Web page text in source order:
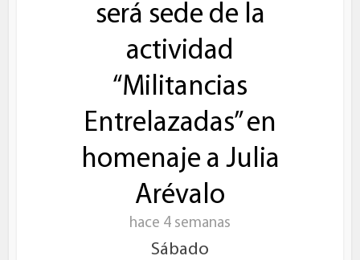
será sede de la
actividad
“Militancias
Entrelazadas” en
homenaje a Julia
Arévalo
hace 4 semanas
Sábado